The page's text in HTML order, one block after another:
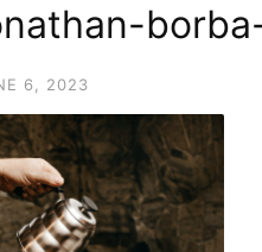
6, 2023